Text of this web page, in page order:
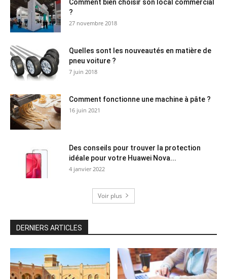
Comment bien choisir son local commercial
?
27 novembre 2018
Quelles sont les nouveautés en matière de
pneu voiture ?
7 juin 2018
Comment fonctionne une machine à pâte ?
16 juin 2021
Des conseils pour trouver la protection
idéale pour votre Huawei Nova...
4 janvier 2022
Voir plus
DERNIERS ARTICLES